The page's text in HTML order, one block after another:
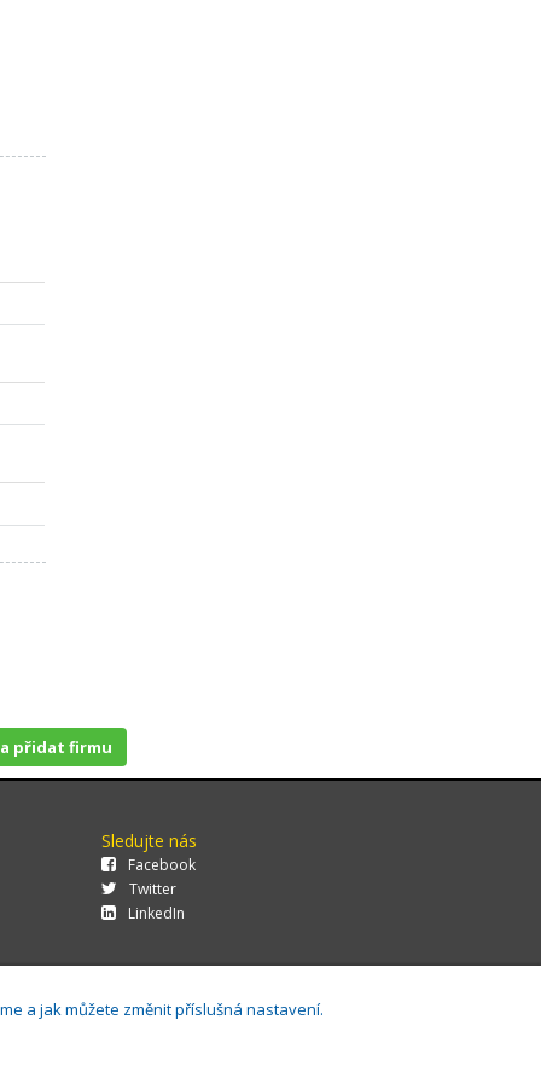
přidat firmu
Sledujte nás
Facebook
Twitter
LinkedIn
a jak můžete změnit příslušná nastavení.